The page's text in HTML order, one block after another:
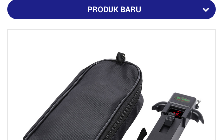
PRODUK BARU